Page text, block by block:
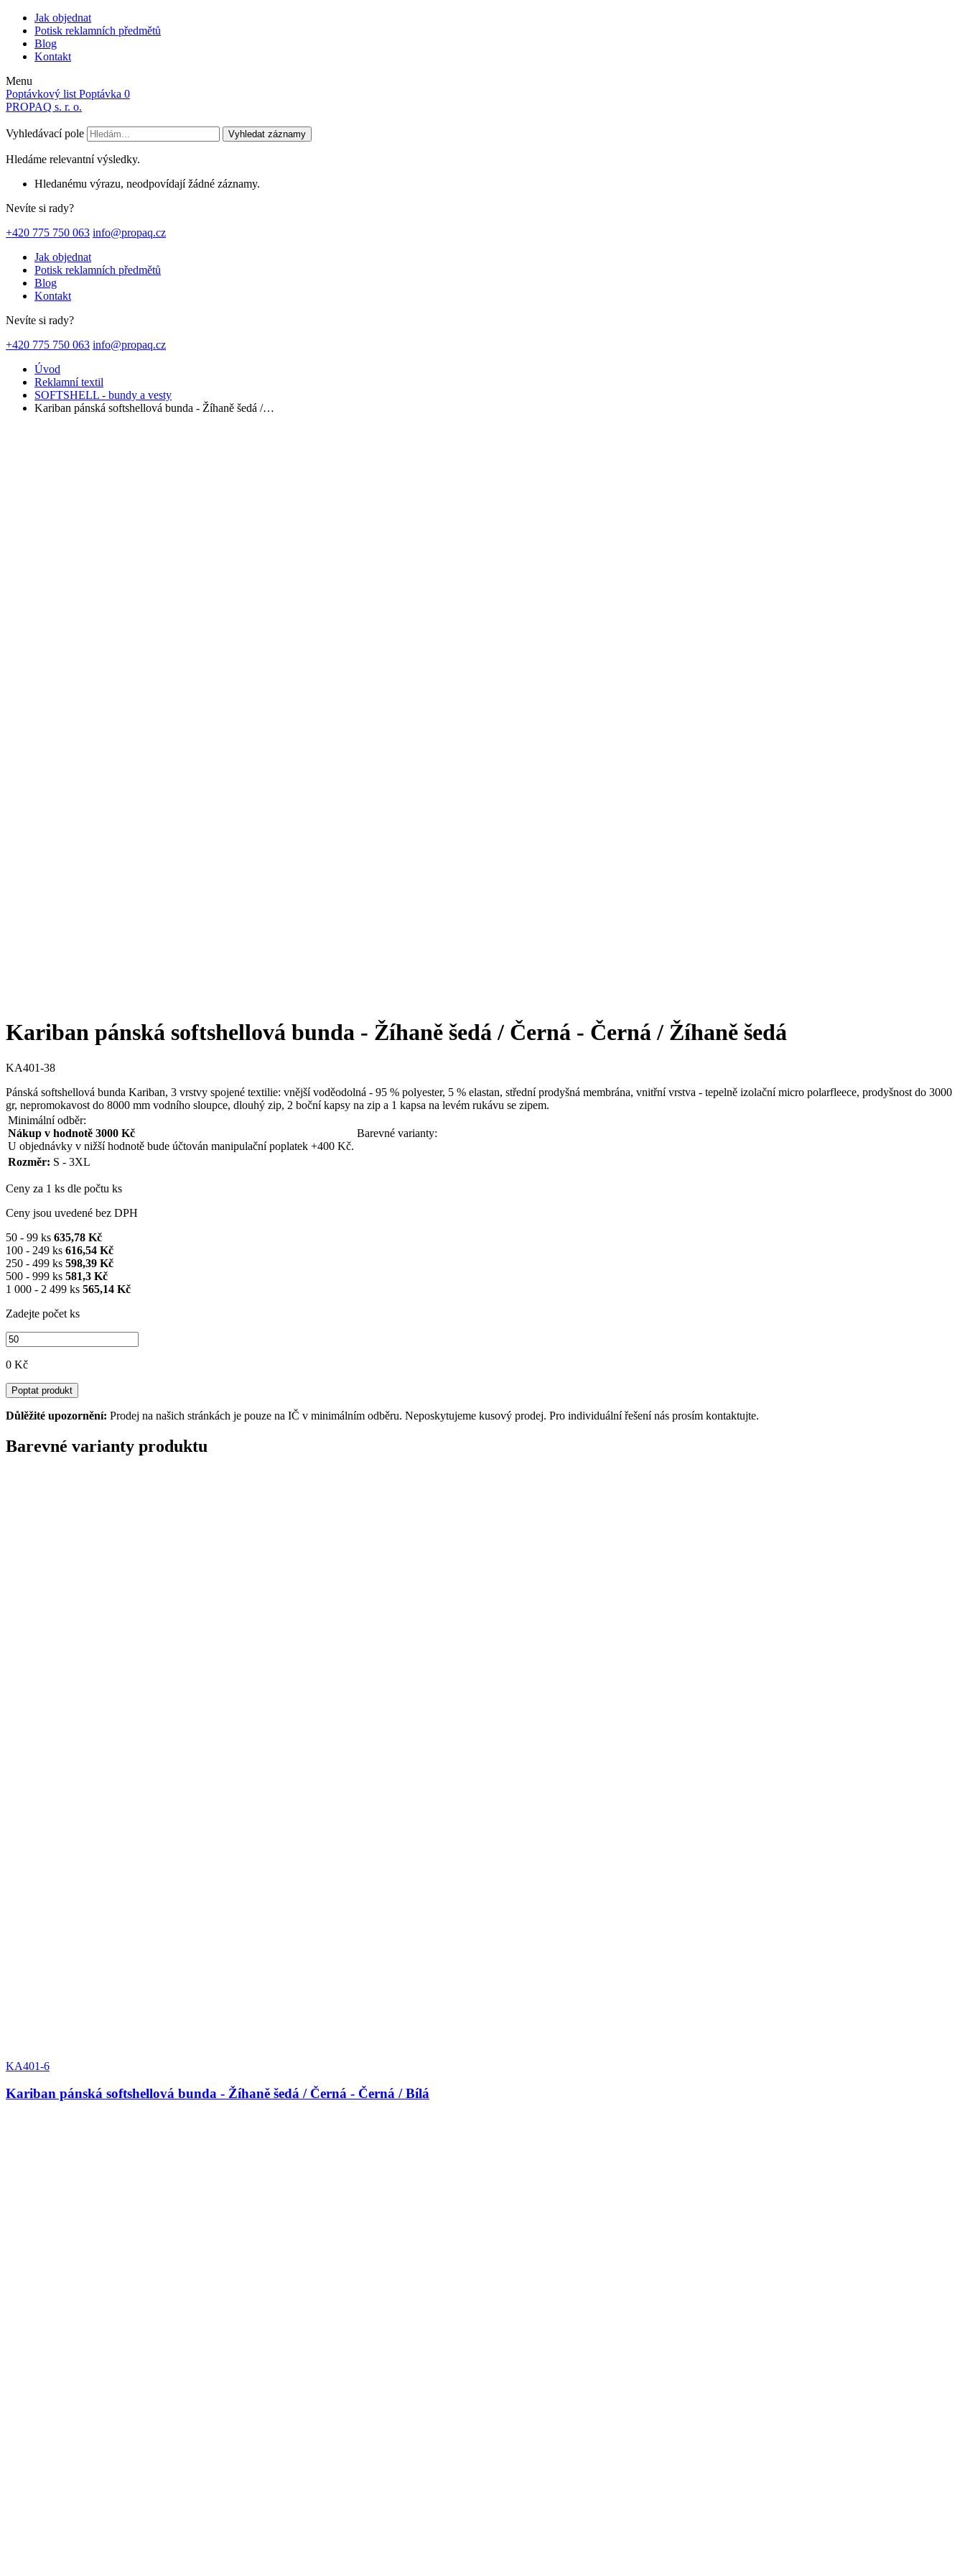
Jak objednat
Potisk reklamních předmětů
Blog
Kontakt
Menu
Poptávkový list Poptávka 0
PROPAQ s. r. o.
Vyhledávací pole Vyhledat záznamy
Hledáme relevantní výsledky.
Hledanému výrazu, neodpovídají žádné záznamy.
Nevíte si rady?
+420 775 750 063 info@propaq.cz
Jak objednat
Potisk reklamních předmětů
Blog
Kontakt
Nevíte si rady?
+420 775 750 063 info@propaq.cz
Úvod
Reklamní textil
SOFTSHELL - bundy a vesty
Kariban pánská softshellová bunda - Žíhaně šedá /…
Kariban pánská softshellová bunda - Žíhaně šedá / Černá - Černá / Žíhaně šedá
KA401-38
Pánská softshellová bunda Kariban, 3 vrstvy spojené textilie: vnější voděodolná - 95 % polyester, 5 % elastan, střední prodyšná membrána, vnitřní vrstva - tepelně izolační micro polarfleece, prodyšnost do 3000
gr, nepromokavost do 8000 mm vodního sloupce, dlouhý zip, 2 boční kapsy na zip a 1 kapsa na levém rukávu se zipem.
Minimální odběr:
Nákup v hodnotě 3000 Kč
U objednávky v nižší hodnotě bude účtován manipulační poplatek +400 Kč.
Barevné varianty:
Rozměr: S - 3XL
Ceny za 1 ks dle počtu ks
Ceny jsou uvedené bez DPH
50 - 99 ks 635,78 Kč
100 - 249 ks 616,54 Kč
250 - 499 ks 598,39 Kč
500 - 999 ks 581,3 Kč
1 000 - 2 499 ks 565,14 Kč
Zadejte počet ks
0 Kč
Poptat produkt
Důlěžité upozornění: Prodej na našich stránkách je pouze na IČ v minimálním odběru. Neposkytujeme kusový prodej. Pro individuální řešení nás prosím kontaktujte.
Barevné varianty produktu
KA401-6
Kariban pánská softshellová bunda - Žíhaně šedá / Černá - Černá / Bílá